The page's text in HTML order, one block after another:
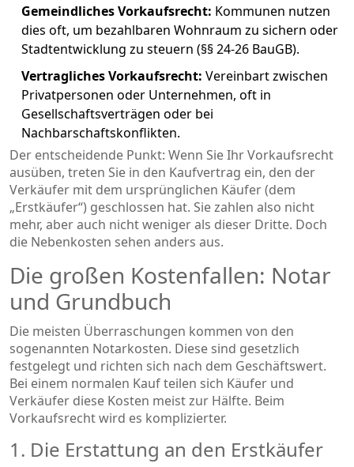
Gemeindliches Vorkaufsrecht: Kommunen nutzen
dies oft, um bezahlbaren Wohnraum zu sichern oder
Stadtentwicklung zu steuern (§§ 24-26 BauGB).
Vertragliches Vorkaufsrecht: Vereinbart zwischen
Privatpersonen oder Unternehmen, oft in
Gesellschaftsverträgen oder bei
Nachbarschaftskonflikten.
Der entscheidende Punkt: Wenn Sie Ihr Vorkaufsrecht
ausüben, treten Sie in den Kaufvertrag ein, den der
Verkäufer mit dem ursprünglichen Käufer (dem
„Erstkäufer“) geschlossen hat. Sie zahlen also nicht
mehr, aber auch nicht weniger als dieser Dritte. Doch
die Nebenkosten sehen anders aus.
Die großen Kostenfallen: Notar
und Grundbuch
Die meisten Überraschungen kommen von den
sogenannten Notarkosten. Diese sind gesetzlich
festgelegt und richten sich nach dem Geschäftswert.
Bei einem normalen Kauf teilen sich Käufer und
Verkäufer diese Kosten meist zur Hälfte. Beim
Vorkaufsrecht wird es komplizierter.
1. Die Erstattung an den Erstkäufer